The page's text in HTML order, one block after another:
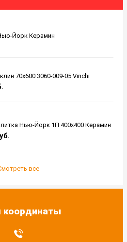
координаты
Йорк Керамин
70x600 3060-009-05 Vinchi
Нью-Йорк 1П 400x400 Керамин
все